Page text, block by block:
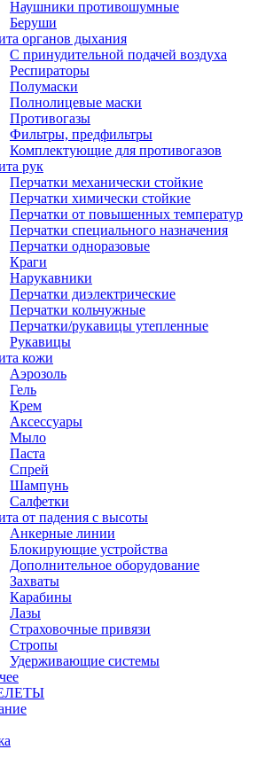
Наушники противошумные
Беруши
органов дыхания
С принудительной подачей воздуха
Респираторы
Полумаски
Полнолицевые маски
Противогазы
Фильтры, предфильтры
Комплектующие для противогазов
рук
Перчатки механически стойкие
Перчатки химически стойкие
Перчатки от повышенных температур
Перчатки специального назначения
Перчатки одноразовые
Краги
Нарукавники
Перчатки диэлектрические
Перчатки кольчужные
Перчатки/рукавицы утепленные
Рукавицы
кожи
Аэрозоль
Гель
Крем
Аксессуары
Мыло
Паста
Спрей
Шампунь
Салфетки
от падения с высоты
Анкерные линии
Блокирующие устройства
Дополнительное оборудование
Захваты
Карабины
Лазы
Страховочные привязи
Стропы
Удерживающие системы